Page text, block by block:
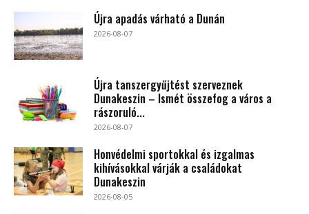
Újra apadás várható a Dunán
2026-08-07
Újra tanszergyűjtést szerveznek
Dunakeszin – Ismét összefog a város a
rászoruló...
2026-08-07
Honvédelmi sportokkal és izgalmas
kihívásokkal várják a családokat
Dunakeszin
2026-08-05